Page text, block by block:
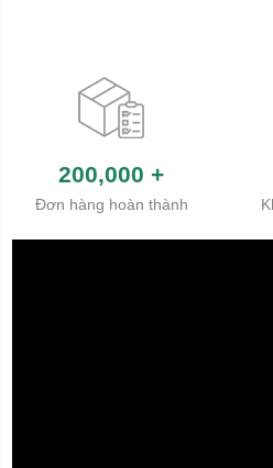
200,000 +
Đơn hàng hoàn thành